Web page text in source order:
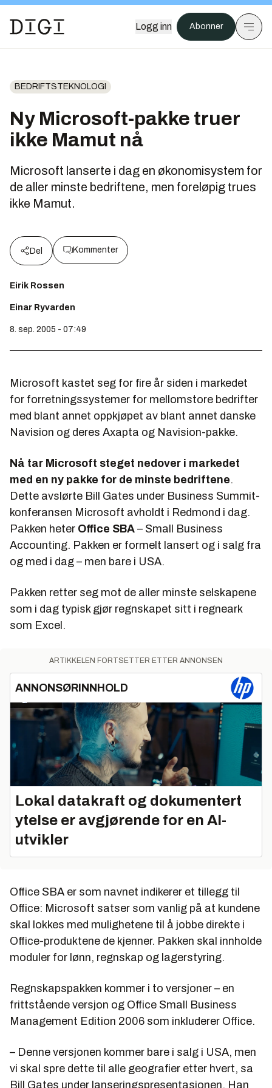
Logg inn Abonner
BEDRIFTSTEKNOLOGI
Ny Microsoft-pakke truer
ikke Mamut nå
Microsoft lanserte i dag en økonomisystem for
de aller minste bedriftene, men foreløpig trues
ikke Mamut.
Del Kommenter
Eirik Rossen
Einar Ryvarden
8. sep. 2005 - 07:49
Microsoft kastet seg for fire år siden i markedet
for forretningssystemer for mellomstore bedrifter
med blant annet oppkjøpet av blant annet danske
Navision og deres Axapta og Navision-pakke.
Nå tar Microsoft steget nedover i markedet
med en ny pakke for de minste bedriftene.
Dette avslørte Bill Gates under Business Summit-
konferansen Microsoft avholdt i Redmond i dag.
Pakken heter Office SBA – Small Business
Accounting. Pakken er formelt lansert og i salg fra
og med i dag – men bare i USA.
Pakken retter seg mot de aller minste selskapene
som i dag typisk gjør regnskapet sitt i regneark
som Excel.
ARTIKKELEN FORTSETTER ETTER ANNONSEN
ANNONSØRINNHOLD
Lokal datakraft og dokumentert
ytelse er avgjørende for en AI-
utvikler
Office SBA er som navnet indikerer et tillegg til
Office: Microsoft satser som vanlig på at kundene
skal lokkes med mulighetene til å jobbe direkte i
Office-produktene de kjenner. Pakken skal innholde
moduler for lønn, regnskap og lagerstyring.
Regnskapspakken kommer i to versjoner – en
frittstående versjon og Office Small Business
Management Edition 2006 som inkluderer Office.
– Denne versjonen kommer bare i salg i USA, men
vi skal spre dette til alle geografier etter hvert, sa
Bill Gates under lanseringspresentasjonen. Han